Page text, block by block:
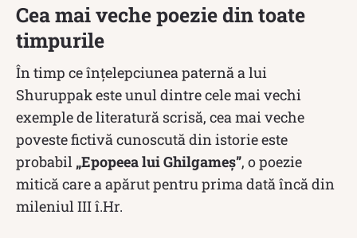
Cea mai veche poezie din toate
timpurile
În timp ce înțelepciunea paternă a lui
Shuruppak este unul dintre cele mai vechi
exemple de literatură scrisă, cea mai veche
poveste fictivă cunoscută din istorie este
probabil „Epopeea lui Ghilgameș”, o poezie
mitică care a apărut pentru prima dată încă din
mileniul III î.Hr.